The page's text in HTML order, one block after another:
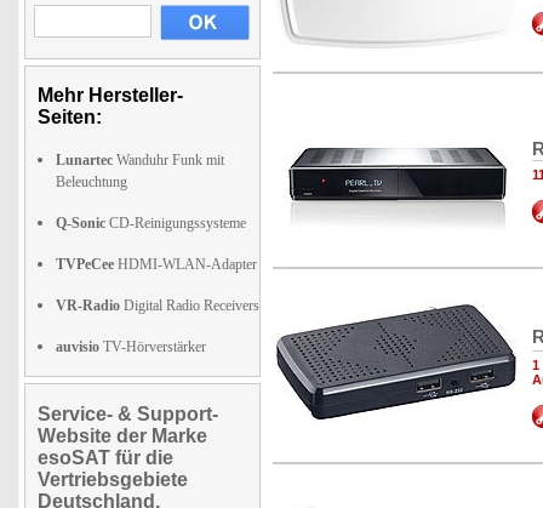
Mehr Hersteller-
Seiten:
Lunartec Wanduhr Funk mit
Beleuchtung
Q-Sonic CD-Reinigungssysteme
TVPeCee HDMI-WLAN-Adapter
VR-Radio Digital Radio Receivers
auvisio TV-Hörverstärker
Service- & Support-
Website der Marke
esoSAT für die
Vertriebsgebiete
Deutschland,
1